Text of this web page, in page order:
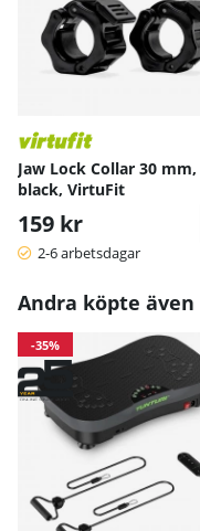
Jaw Lock Collar 30 mm,
black, VirtuFit
159 kr
2-6 arbetsdagar
Andra köpte även
-35%